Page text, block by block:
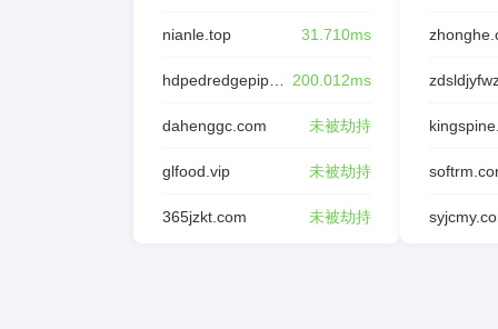
nianle.top 31.710ms
200.012ms
dahenggc.com 未被劫持
glfood.vip 未被劫持
365jzkt.com 未被劫持